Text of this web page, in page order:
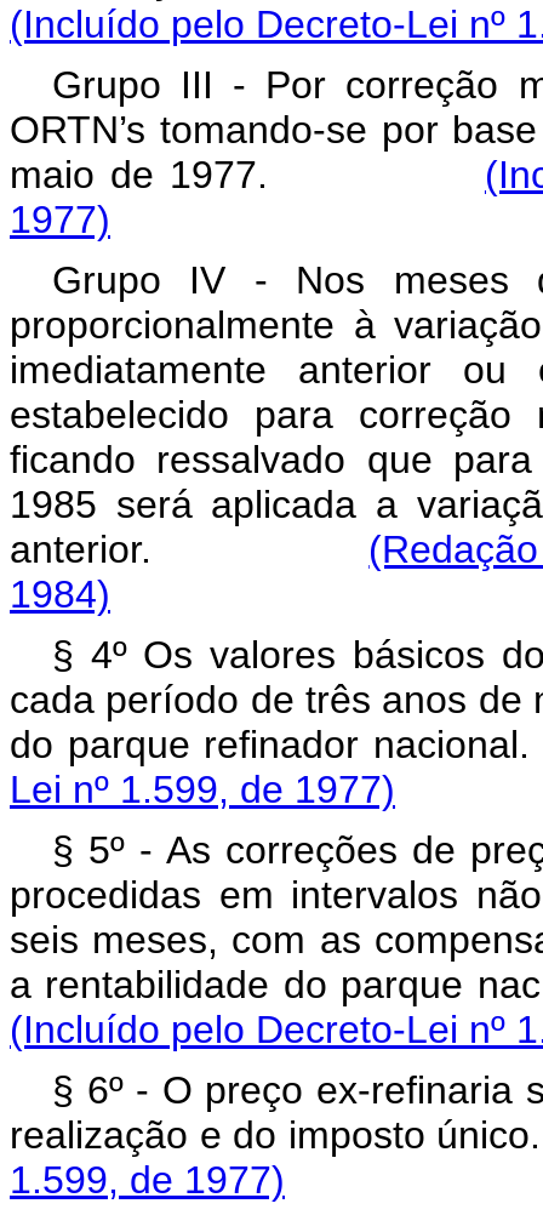
(Incluído pelo Decreto-Lei nº
Grupo III - Por correção
ORTN’s tomando-se por
maio de 1977.
1977)
Grupo IV - Nos meses
proporcionalmente à
imediatamente anterior
estabelecido para correção
ficando ressalvado que
1985 será aplicada a
anterior.
1984)
§ 4º Os valores básicos
cada período de três anos de
do parque refinador
Lei nº 1.599, de 1977)
§ 5º - As correções de
procedidas em intervalos
seis meses, com as
a rentabilidade do
(Incluído pelo Decreto-Lei nº
§ 6º - O preço ex-refinaria
realização e do
1.599, de 1977)